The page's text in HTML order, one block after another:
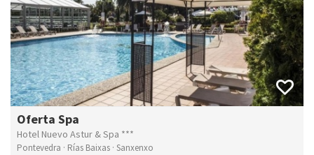
Oferta Spa
Hotel Nuevo Astur & Spa ***
Pontevedra · Rías Baixas · Sanxenxo